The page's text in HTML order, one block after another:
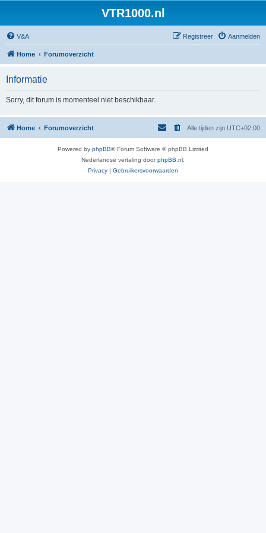
VTR1000.nl
V&A Aanmelden
Registreer
Home Forumoverzicht
Informatie
Sorry, dit forum is momenteel niet beschikbaar.
Home Forumoverzicht Alle tijden zijn UTC+02:00
Powered by phpBB® Forum Software © phpBB Limited
Nederlandse vertaling doorphpBB.nl
Privacy | Gebruikersvoorwaarden